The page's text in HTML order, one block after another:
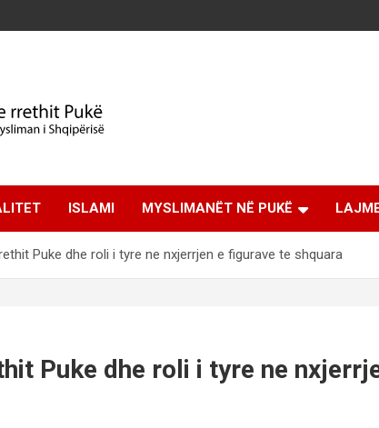
| Faqja
ISLAMI MYSLIMANËT NË PUKË
Puke dhe roli i tyre ne nxjerrjen e figurave te shquara
Puke dhe roli i tyre ne